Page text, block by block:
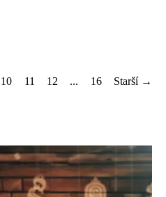
10 11 12 ... 16 Starší →